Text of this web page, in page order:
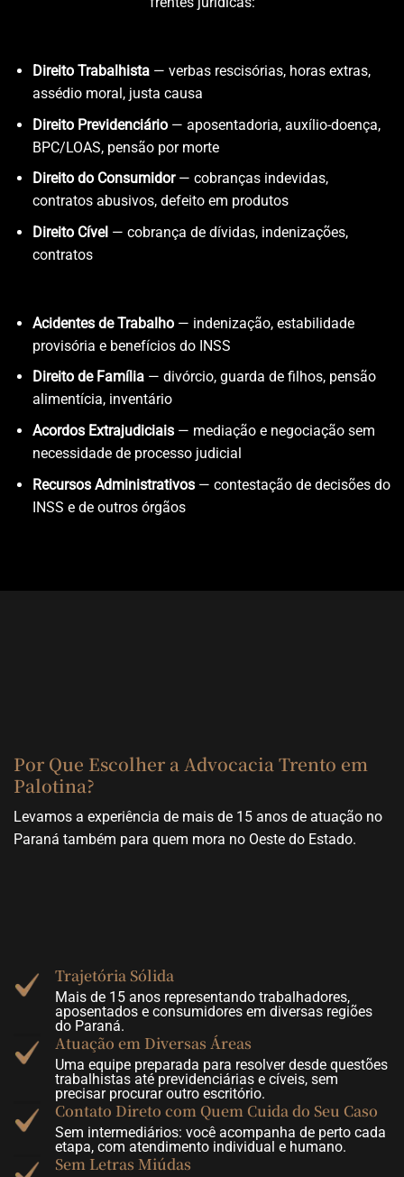
Direito Trabalhista— verbas rescisórias, horas extras,
assédio moral, justa causa
Direito Previdenciário— aposentadoria, auxílio-doença,
BPC/LOAS, pensão por morte
Direito do Consumidor— cobranças indevidas,
contratos abusivos, defeito em produtos
Direito Cível— cobrança de dívidas, indenizações,
contratos
Acidentes de Trabalho— indenização, estabilidade
provisória e benefícios do INSS
Direito de Família— divórcio, guarda de filhos, pensão
alimentícia, inventário
Acordos Extrajudiciais— mediação e negociação sem
necessidade de processo judicial
Recursos Administrativos— contestação de decisões do
INSS e de outros órgãos
Por Que Escolher a Advocacia Trento em
Palotina?
Levamos a experiência de mais de 15 anos de atuação no
Paraná também para quem mora no Oeste do Estado.
Trajetória Sólida
Mais de 15 anos representando trabalhadores,
aposentados e consumidores em diversas regiões
do Paraná.
Atuação em Diversas Áreas
Uma equipe preparada para resolver desde questões
trabalhistas até previdenciárias e cíveis, sem
precisar procurar outro escritório.
Contato Direto com Quem Cuida do Seu Caso
Sem intermediários: você acompanha de perto cada
etapa, com atendimento individual e humano.
Sem Letras Miúdas